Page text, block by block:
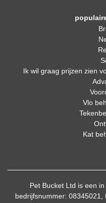
Ik wil graag prijzen zien
Vlo
Kat
Pet Bucket Ltd is een
bedrijfsnummer: 08345021,